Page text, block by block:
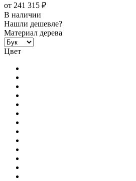
от 241 315 ₽
В наличии
Нашли дешевле?
Материал дерева
Цвет